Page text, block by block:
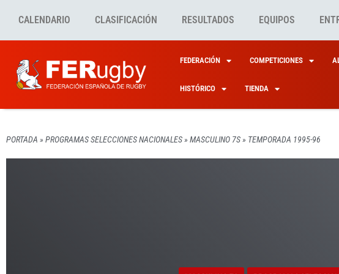
CALENDARIO CLASIFICACIÓN RESULTADOS EQUIPOS
FEDERACIÓN COMPETICIONES
HISTÓRICO TIENDA
PORTADA » PROGRAMAS SELECCIONES NACIONALES» MASCULINO 7S» TEMPORADA 1995-96